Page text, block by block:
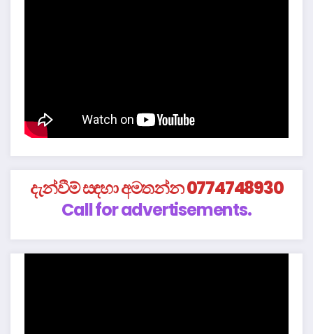
දැන්වීම් සඳහා අමතන්න 0774748930
Call for advertisements.